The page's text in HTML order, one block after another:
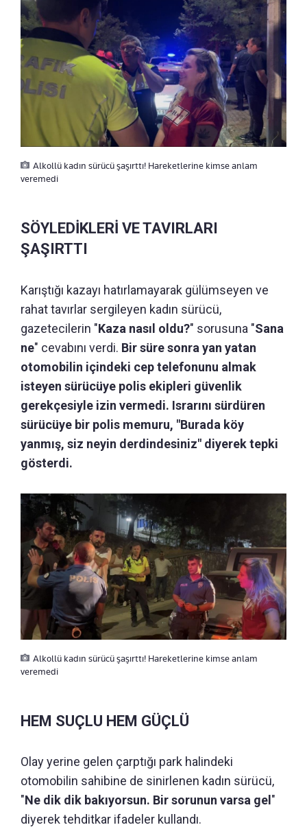
Alkollü kadın sürücü şaşırttı! Hareketlerine kimse anlam
veremedi
SÖYLEDİKLERİ VE TAVIRLARI
ŞAŞIRTTI
Karıştığı kazayı hatırlamayarak gülümseyen ve
rahat tavırlar sergileyen kadın sürücü,
gazetecilerin "Kaza nasıl oldu?" sorusuna "Sana
ne" cevabını verdi. Bir süre sonra yan yatan
otomobilin içindeki cep telefonunu almak
isteyen sürücüye polis ekipleri güvenlik
gerekçesiyle izin vermedi. Israrını sürdüren
sürücüye bir polis memuru, "Burada köy
yanmış, siz neyin derdindesiniz" diyerek tepki
gösterdi.
Alkollü kadın sürücü şaşırttı! Hareketlerine kimse anlam
veremedi
HEM SUÇLU HEM GÜÇLÜ
Olay yerine gelen çarptığı park halindeki
otomobilin sahibine de sinirlenen kadın sürücü,
"Ne dik dik bakıyorsun. Bir sorunun varsa gel "
diyerek tehditkar ifadeler kullandı.